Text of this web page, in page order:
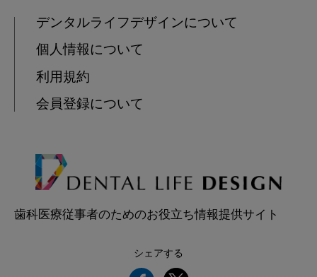
デンタルライフデザインについて
個人情報について
利用規約
会員登録について
歯科医療従事者のためのお役立ち情報提供サイト
シェアする